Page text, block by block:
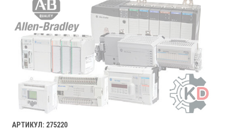
АРТИКУЛ: 275220